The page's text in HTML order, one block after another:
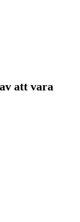
att vara